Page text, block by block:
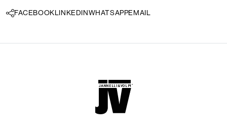
FACEBOOKLINKEDINWHATSAPPEMAIL